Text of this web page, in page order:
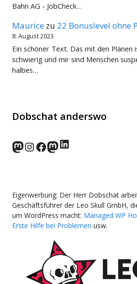
Bahn AG - JobCheck…
Maurice zu 22 Bonuslevel ohne
8. August 2023
Ein schöner Text. Das mit den Plänen
schwierig und mir sind Menschen
halbes…
Dobschat anderswo
norden.social
Instagram
Facebook
wp-punks.social
LinkedIn
Eigenwerbung: Der Herr Dobschat
Geschäftsführer der Leo Skull GmbH,
um WordPress macht: Managed WP
Erste Hilfe bei Problemen usw.